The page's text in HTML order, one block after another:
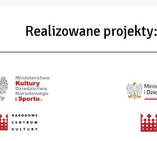
Realizowane projekty: